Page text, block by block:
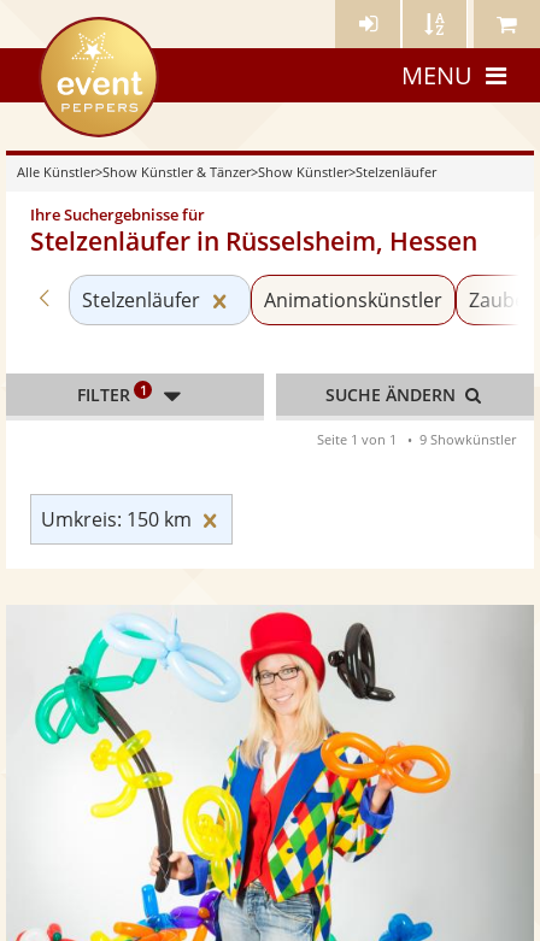
Künstler- Künstler Meine
eventpeppers
MENU
Alle Künstler>Show Künstler & Tänzer>Show Künstler>Stelzenläufer
Ihre Suchergebnisse für
Stelzenläufer in Rüsselsheim, Hessen
Zurück zu «Show Künstler»
Stelzenläufer Kategorie «Stelzenläufer»
Animationskünstler
Umkreis: 150 km
FILTER 1 SUCHE ÄNDERN
Seite 1 von 1 9 Showkünstler